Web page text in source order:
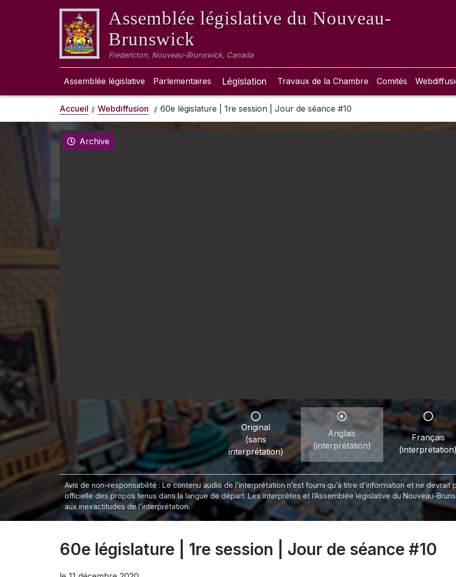
Assemblée législative du Nouveau-
Brunswick
Fredericton, Nouveau-Brunswick, Canada
Assemblée législative Parlementaires Législation Travaux de la Chambre Comités
Accueil Webdiffusion 60e législature | 1re session | Jour de séance #10
Archive
Original
(sans
interprétation)
Anglais
(interprétation)
Français
Avis de non-responsabilité : Le contenu audio de l’interprétation n’est fourni qu’à titre d’information et ne
officielle des propos tenus dans la langue de départ. Les interprètes et l’Assemblée législative du Nouveau-
aux inexactitudes de l’interprétation.
60e législature | 1re session | Jour de séance #10